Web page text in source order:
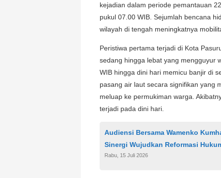
kejadian dalam periode pemantauan
pukul 07.00 WIB. Sejumlah bencana
wilayah di tengah meningkatnya
Peristiwa pertama terjadi di Kota
sedang hingga lebat yang mengguyur
WIB hingga dini hari memicu banjir di
pasang air laut secara signifikan yang
meluap ke permukiman warga.
terjadi pada dini hari.
Audiensi Bersama Wamenko
Sinergi Wujudkan Reformasi
Rabu, 15 Juli 2026